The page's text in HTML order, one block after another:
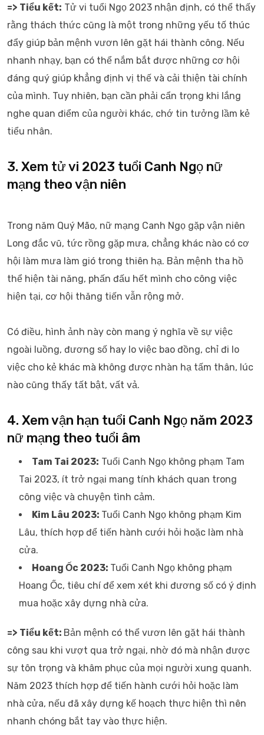
=> Tiểu kết: Tử vi tuổi Ngọ 2023 nhận định, có thể thấy
rằng thách thức cũng là một trong những yếu tố thúc
đẩy giúp bản mệnh vươn lên gặt hái thành công. Nếu
nhanh nhạy, bạn có thể nắm bắt được những cơ hội
đáng quý giúp khẳng định vị thế và cải thiện tài chính
của mình. Tuy nhiên, bạn cần phải cẩn trọng khi lắng
nghe quan điểm của người khác, chớ tin tưởng lầm kẻ
tiểu nhân.
3. Xem tử vi 2023 tuổi Canh Ngọ nữ
mạng theo vận niên
Trong năm Quý Mão, nữ mạng Canh Ngọ gặp vận niên
Long đắc vũ, tức rồng gặp mưa, chẳng khác nào có cơ
hội làm mưa làm gió trong thiên hạ. Bản mệnh tha hồ
thể hiện tài năng, phấn đấu hết mình cho công việc
hiện tại, cơ hội thăng tiến vẫn rộng mở.
Có điều, hình ảnh này còn mang ý nghĩa về sự việc
ngoài luồng, đương số hay lo việc bao đồng, chỉ đi lo
việc cho kẻ khác mà không được nhàn hạ tấm thân, lúc
nào cũng thấy tất bật, vất vả.
4. Xem vận hạn tuổi Canh Ngọ năm 2023
nữ mạng theo tuổi âm
Tam Tai 2023: Tuổi Canh Ngọ không phạm Tam
Tai 2023, ít trở ngại mang tính khách quan trong
công việc và chuyện tình cảm.
Kim Lâu 2023: Tuổi Canh Ngọ không phạm Kim
Lâu, thích hợp để tiến hành cưới hỏi hoặc làm nhà
cửa.
Hoang Ốc 2023: Tuổi Canh Ngọ không phạm
Hoang Ốc, tiêu chí để xem xét khi đương số có ý định
mua hoặc xây dựng nhà cửa.
=> Tiểu kết: Bản mệnh có thể vươn lên gặt hái thành
công sau khi vượt qua trở ngại, nhờ đó mà nhận được
sự tôn trọng và khâm phục của mọi người xung quanh.
Năm 2023 thích hợp để tiến hành cưới hỏi hoặc làm
nhà cửa, nếu đã xây dựng kế hoạch thực hiện thì nên
nhanh chóng bắt tay vào thực hiện.